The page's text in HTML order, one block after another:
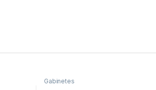
Gabinetes